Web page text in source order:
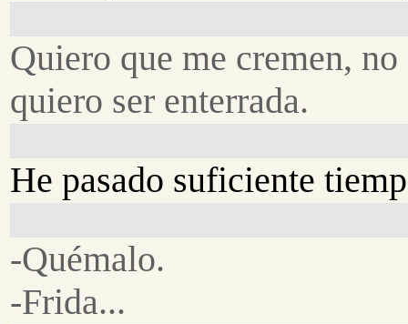
Quiero que me cremen, no
quiero ser enterrada.
He pasado suficiente
-Quémalo.
-Frida...